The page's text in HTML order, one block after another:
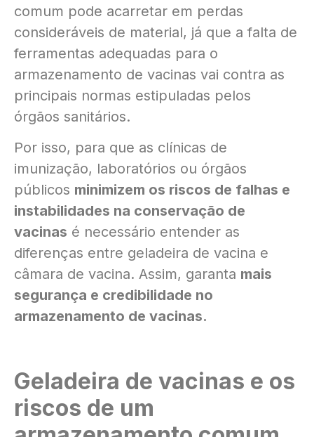
comum pode acarretar em perdas
consideráveis de material, já que a falta de
ferramentas adequadas para o
armazenamento de vacinas vai contra as
principais normas estipuladas pelos
órgãos sanitários.
Por isso, para que as clínicas de
imunização, laboratórios ou órgãos
públicos minimizem os riscos de falhas e
instabilidades na conservação de
vacinas é necessário entender as
diferenças entre geladeira de vacina e
câmara de vacina. Assim, garanta mais
segurança e credibilidade no
armazenamento de vacinas.
Geladeira de vacinas e os
riscos de um